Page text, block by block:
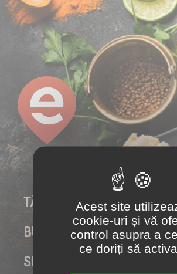
TÂRGU MUREŞ
BUZĂU
SIGHIŞOARA
Panoul de gestionare a panourilor cookie
Acest site
cookie-uri și vă
control asupra a
ce doriți să